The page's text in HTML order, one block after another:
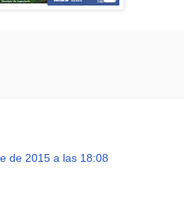
de 2015 a las 18:08